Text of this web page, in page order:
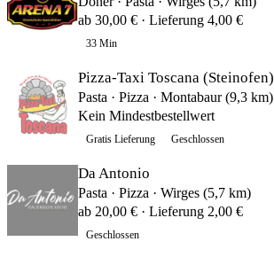
ab 30,00 € · Lieferung 4,00 €
33 Min
Pizza-Taxi Toscana (Steinofen)
Pasta · Pizza · Montabaur (9,3 km)
Kein Mindestbestellwert
Gratis Lieferung Geschlossen
Da Antonio
Pasta · Pizza · Wirges (5,7 km)
ab 20,00 € · Lieferung 2,00 €
Geschlossen